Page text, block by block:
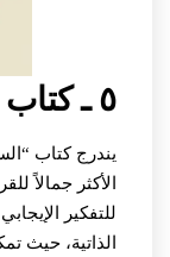
٥ ـ كتاب السر
يندرج كتاب
الأكثر جمالاً
للتفكير
الذاتية، حيث